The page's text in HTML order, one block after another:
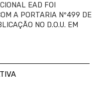
EAD FOI
A PORTARIA Nº499 DE
NO D.O.U. EM